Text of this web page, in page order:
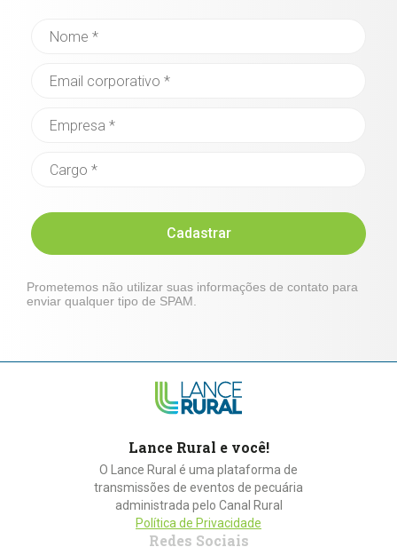
Cadastrar
Prometemos não utilizar suas informações de contato para
enviar qualquer tipo de SPAM.
Lance Rural e você!
O Lance Rural é uma plataforma de
transmissões de eventos de pecuária
administrada pelo Canal Rural
Política de Privacidade
Redes Sociais